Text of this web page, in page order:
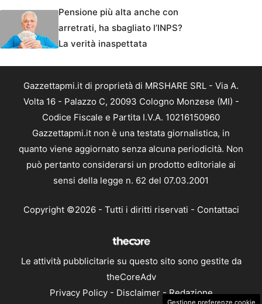
Pensione più alta anche con
arretrati, ha sbagliato l’INPS?
La verità inaspettata
Gazzettapmi.it di proprietà di MRSHARE SRL - Via A.
Volta 16 - Palazzo C, 20093 Cologno Monzese (MI) -
Codice Fiscale e Partita I.V.A. 10216150960
Gazzettapmi.it non è una testata giornalistica, in
quanto viene aggiornato senza alcuna periodicità. Non
può pertanto considerarsi un prodotto editoriale ai
sensi della legge n. 62 del 07.03.2001
Copyright ©2026 - Tutti i diritti riservati - Contattaci
Le attività pubblicitarie su questo sito sono gestite da
theCoreAdv
Privacy Policy- Disclaimer-Redazione
Gestione preferenze cookie